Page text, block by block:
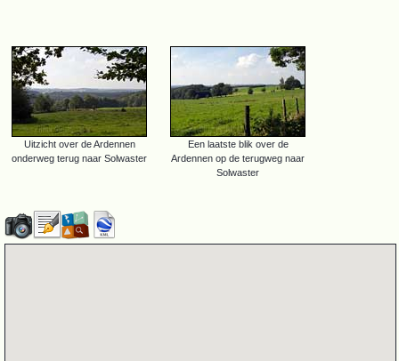
Uitzicht over de Ardennen
onderweg terug naar Solwaster
Een laatste blik over de
Ardennen op de terugweg naar
Solwaster